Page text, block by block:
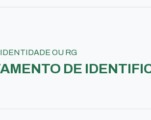
OU RG
DE